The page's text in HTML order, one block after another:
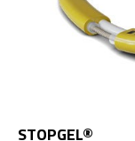
STOPGEL®